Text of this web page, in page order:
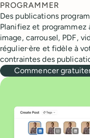
PROGRAMMER
Des publications
Planifiez et programmez
image, carrousel, PDF,
régulier·ère et fidèle à
contraintes des
Commencer